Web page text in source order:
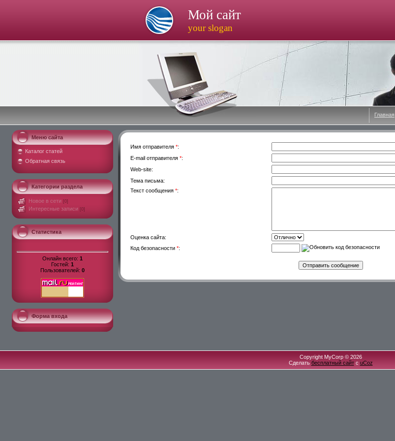
Мой сайт
your slogan
Главная
Меню сайта
Каталог статей
Обратная связь
Категории раздела
Новое в сети [0]
Интересные записи [0]
Статистика
Онлайн всего: 1
Гостей: 1
Пользователей: 0
Форма входа
Имя отправителя *:
E-mail отправителя *:
Web-site:
Тема письма:
Текст сообщения *:
Оценка сайта:
Код безопасности *:
Copyright MyCorp © 2026
Сделать бесплатный сайтс uCoz